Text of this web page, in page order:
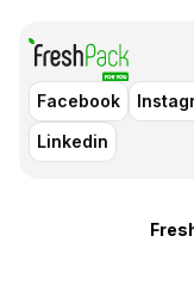
Facebook
Linkedin